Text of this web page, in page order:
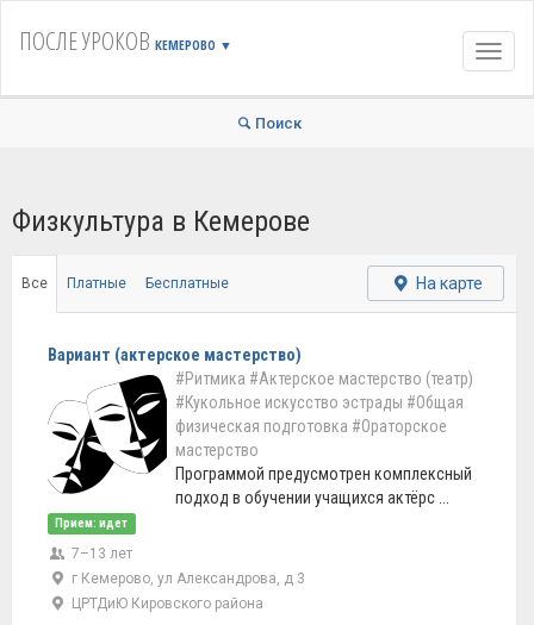
ПОСЛЕ УРОКОВ КЕМЕРОВО ▼
Поиск
Физкультура в Кемерове
Все Платные Бесплатные На карте
Вариант (актерское мастерство)
#Ритмика #Актерское мастерство (театр)
#Кукольное искусство эстрады #Общая
физическая подготовка #Ораторское
мастерство
Программой предусмотрен комплексный
подход в обучении учащихся актёрс ...
Прием: идет
7–13 лет
г Кемерово, ул Александрова, д 3
ЦРТДиЮ Кировского района